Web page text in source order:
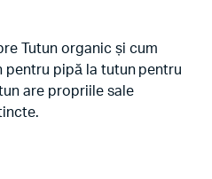
Tutun organic și cum
pentru pipă la tutun pentru
are propriile sale